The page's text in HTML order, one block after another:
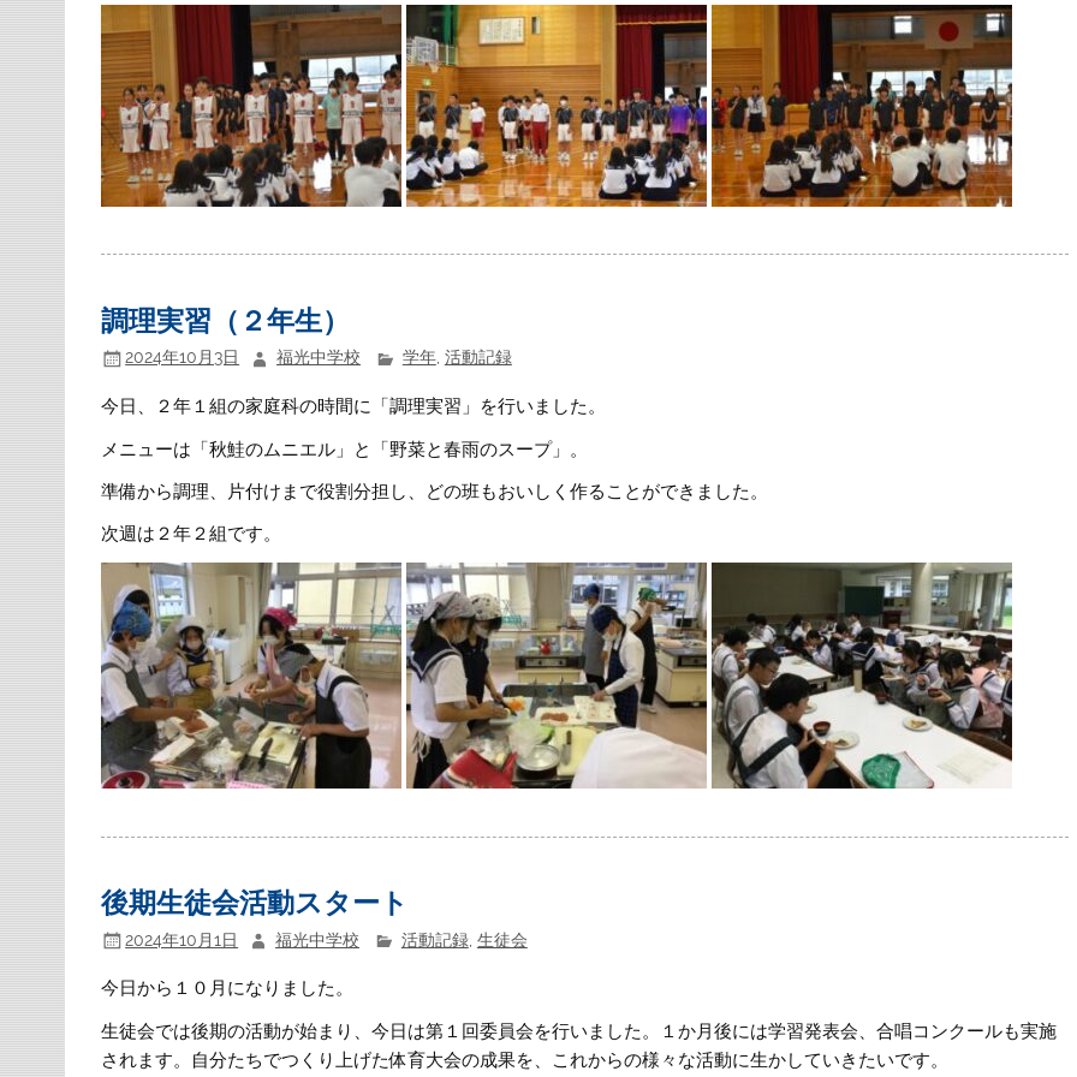
調理実習（２年生）
2024年10月3日 福光中学校 学年, 活動記録
今日、２年１組の家庭科の時間に「調理実習」を行いました。
メニューは「秋鮭のムニエル」と「野菜と春雨のスープ」。
準備から調理、片付けまで役割分担し、どの班もおいしく作ることができました。
次週は２年２組です。
後期生徒会活動スタート
2024年10月1日 福光中学校 活動記録, 生徒会
今日から１０月になりました。
生徒会では後期の活動が始まり、今日は第１回委員会を行いました。１か月後には学習発表会、合唱コンクールも実施
されます。自分たちでつくり上げた体育大会の成果を、これからの様々な活動に生かしていきたいです。